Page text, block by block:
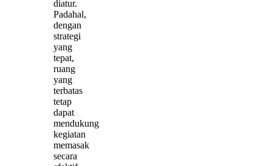
diatur.
Padahal,
dengan
strategi
yang
tepat,
ruang
yang
terbatas
tetap
dapat
mendukung
kegiatan
memasak
secara